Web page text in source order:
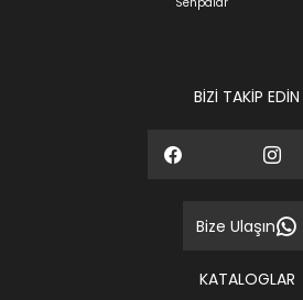
BİZİ TAKİP EDİN
Bize Ulaşın
KATALOGLAR